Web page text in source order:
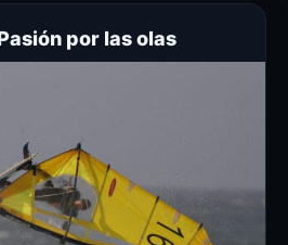
por las olas